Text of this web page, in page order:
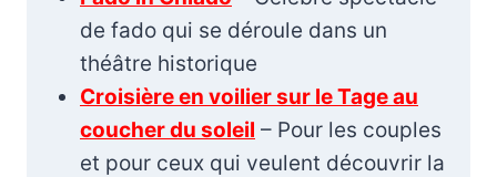
de fado qui se déroule dans un
théâtre historique
Croisière en voilier sur le Tage au
coucher du soleil – Pour les couples
et pour ceux qui veulent découvrir la